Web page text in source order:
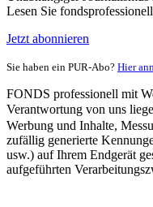
Lesen Sie
Jetzt abonnieren
Sie haben ein PUR-Abo? Hier
FONDS professionell mit
Verantwortung von uns
Werbung und Inhalte,
zufällig generierte
usw.) auf Ihrem Endgerät
aufgeführten